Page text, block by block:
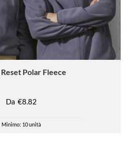
Reset Polar Fleece
Da €8.82
Minimo: 10 unità